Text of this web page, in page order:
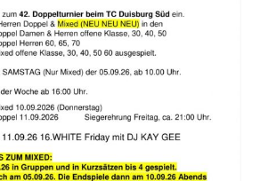
Open starten am
05.09.2026